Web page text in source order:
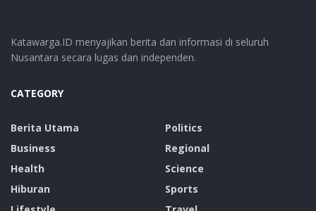
Katawarga.ID menyajikan berita dan informasi di seluruh
Nusantara secara lugas dan independen.
CATEGORY
Berita Utama
Business
Health
Hiburan
Politics
Regional
Science
Sports